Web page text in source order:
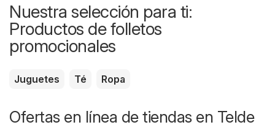
Nuestra selección para ti:
Productos de folletos
promocionales
Juguetes Té Ropa
Ofertas en línea de tiendas en Telde